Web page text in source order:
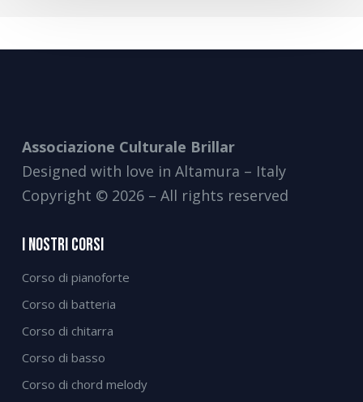
Associazione Culturale Brillar
Designed with love in Altamura – Italy
Copyright © 2026 – All rights reserved
I Nostri Corsi
Corso di pianoforte
Corso di batteria
Corso di chitarra
Corso di basso
Corso di chord melody